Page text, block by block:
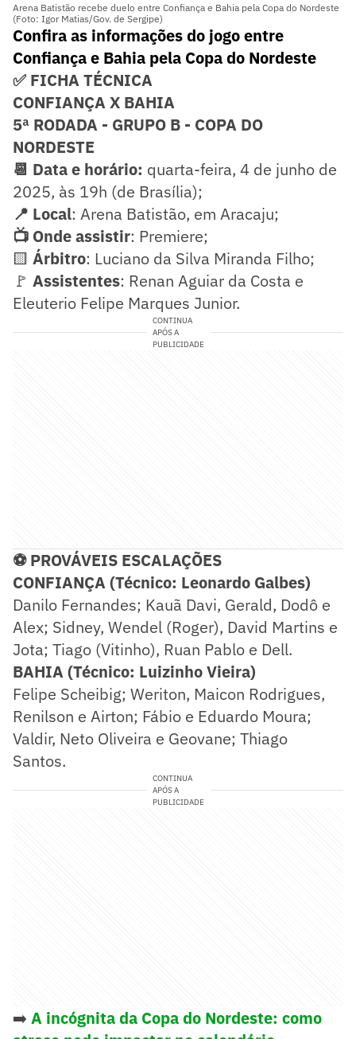
Arena Batistão recebe duelo entre Confiança e Bahia pela Copa do Nordeste
(Foto: Igor Matias/Gov. de Sergipe)
Confira as informações do jogo entre
Confiança e Bahia pela Copa do Nordeste
✅ FICHA TÉCNICA
CONFIANÇA X BAHIA
5ª RODADA - GRUPO B - COPA DO
NORDESTE
📆 Data e horário: quarta-feira, 4 de junho de
2025, às 19h (de Brasília);
📍 Local: Arena Batistão, em Aracaju;
📺 Onde assistir: Premiere;
🟨 Árbitro: Luciano da Silva Miranda Filho;
🚩 Assistentes: Renan Aguiar da Costa e
Eleuterio Felipe Marques Junior.
CONTINUA
APÓS A
PUBLICIDADE
⚽ PROVÁVEIS ESCALAÇÕES
CONFIANÇA (Técnico: Leonardo Galbes)
Danilo Fernandes; Kauã Davi, Gerald, Dodô e
Alex; Sidney, Wendel (Roger), David Martins e
Jota; Tiago (Vitinho), Ruan Pablo e Dell.
BAHIA (Técnico: Luizinho Vieira)
Felipe Scheibig; Weriton, Maicon Rodrigues,
Renilson e Airton; Fábio e Eduardo Moura;
Valdir, Neto Oliveira e Geovane; Thiago
Santos.
CONTINUA
APÓS A
PUBLICIDADE
➡️ A incógnita da Copa do Nordeste: como